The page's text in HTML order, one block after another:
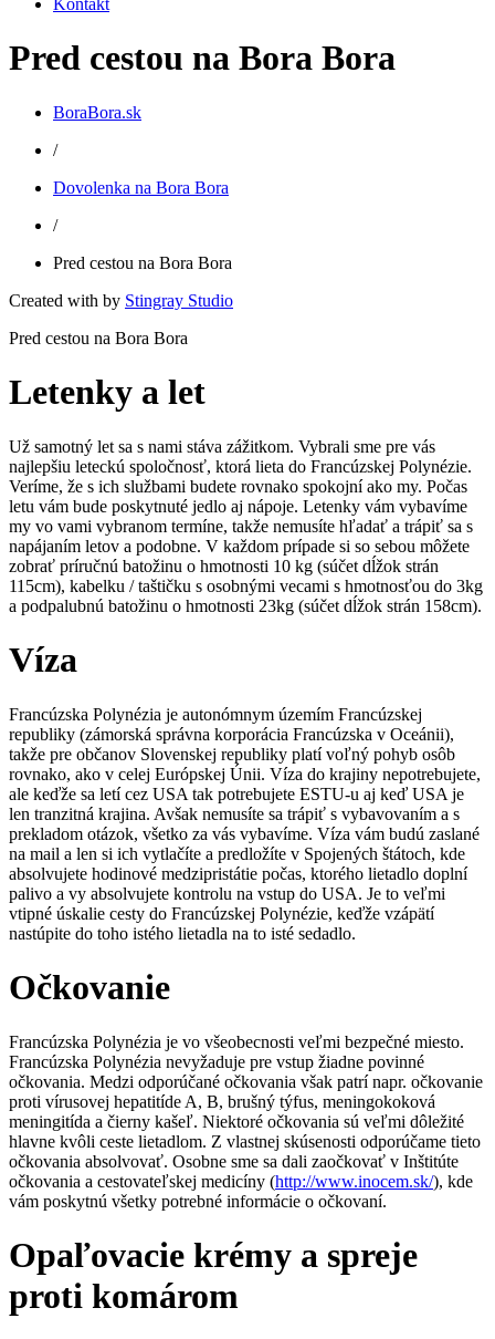
Kontakt
Pred cestou na Bora Bora
BoraBora.sk
/
Dovolenka na Bora Bora
/
Pred cestou na Bora Bora
Created with by Stingray Studio
Pred cestou na Bora Bora
Letenky a let
Už samotný let sa s nami stáva zážitkom. Vybrali sme pre vás
najlepšiu leteckú spoločnosť, ktorá lieta do Francúzskej Polynézie.
Veríme, že s ich službami budete rovnako spokojní ako my. Počas
letu vám bude poskytnuté jedlo aj nápoje. Letenky vám vybavíme
my vo vami vybranom termíne, takže nemusíte hľadať a trápiť sa s
napájaním letov a podobne. V každom prípade si so sebou môžete
zobrať príručnú batožinu o hmotnosti 10 kg (súčet dĺžok strán
115cm), kabelku / taštičku s osobnými vecami s hmotnosťou do 3kg
a podpalubnú batožinu o hmotnosti 23kg (súčet dĺžok strán 158cm).
Víza
Francúzska Polynézia je autonómnym územím Francúzskej
republiky (zámorská správna korporácia Francúzska v Oceánii),
takže pre občanov Slovenskej republiky platí voľný pohyb osôb
rovnako, ako v celej Európskej Únii. Víza do krajiny nepotrebujete,
ale keďže sa letí cez USA tak potrebujete ESTU-u aj keď USA je
len tranzitná krajina. Avšak nemusíte sa trápiť s vybavovaním a s
prekladom otázok, všetko za vás vybavíme. Víza vám budú zaslané
na mail a len si ich vytlačíte a predložíte v Spojených štátoch, kde
absolvujete hodinové medzipristátie počas, ktorého lietadlo doplní
palivo a vy absolvujete kontrolu na vstup do USA. Je to veľmi
vtipné úskalie cesty do Francúzskej Polynézie, keďže vzápätí
nastúpite do toho istého lietadla na to isté sedadlo.
Očkovanie
Francúzska Polynézia je vo všeobecnosti veľmi bezpečné miesto.
Francúzska Polynézia nevyžaduje pre vstup žiadne povinné
očkovania. Medzi odporúčané očkovania však patrí napr. očkovanie
proti vírusovej hepatitíde A, B, brušný týfus, meningokoková
meningitída a čierny kašeľ. Niektoré očkovania sú veľmi dôležité
hlavne kvôli ceste lietadlom. Z vlastnej skúsenosti odporúčame tieto
očkovania absolvovať. Osobne sme sa dali zaočkovať v Inštitúte
očkovania a cestovateľskej medicíny (http://www.inocem.sk/), kde
vám poskytnú všetky potrebné informácie o očkovaní.
Opaľovacie krémy a spreje
proti komárom